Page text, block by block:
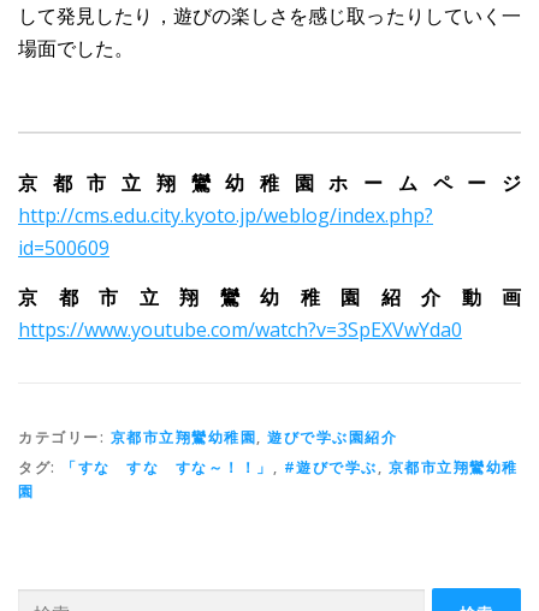
して発見したり，遊びの楽しさを感じ取ったりしていく一
場面でした。
京都市立翔鸞幼稚園ホームページ
http://cms.edu.city.kyoto.jp/weblog/index.php?
id=500609
京都市立翔鸞幼稚園紹介動画
https://www.youtube.com/watch?v=3SpEXVwYda0
カテゴリー: 京都市立翔鸞幼稚園, 遊びで学ぶ園紹介
タグ:
「すな すな すな～！！」 , #遊びで学ぶ, 京都市立翔鸞幼稚
園